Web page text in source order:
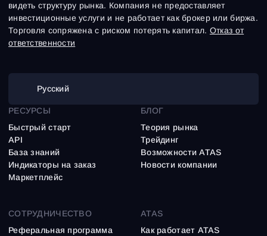
видеть структуру рынка. Компания не предоставляет
инвестиционные услуги и не работает как брокер или биржа.
Торговля сопряжена с риском потерять капитал. Отказ от
ответственности
Русский
РЕСУРСЫ
Быстрый старт
API
База знаний
Индикаторы на заказ
Маркетплейс
БЛОГ
Теория рынка
Трейдинг
Возможности ATAS
Новости компании
СОТРУДНИЧЕСТВО
Реферальная программа
ATAS
Как работает ATAS